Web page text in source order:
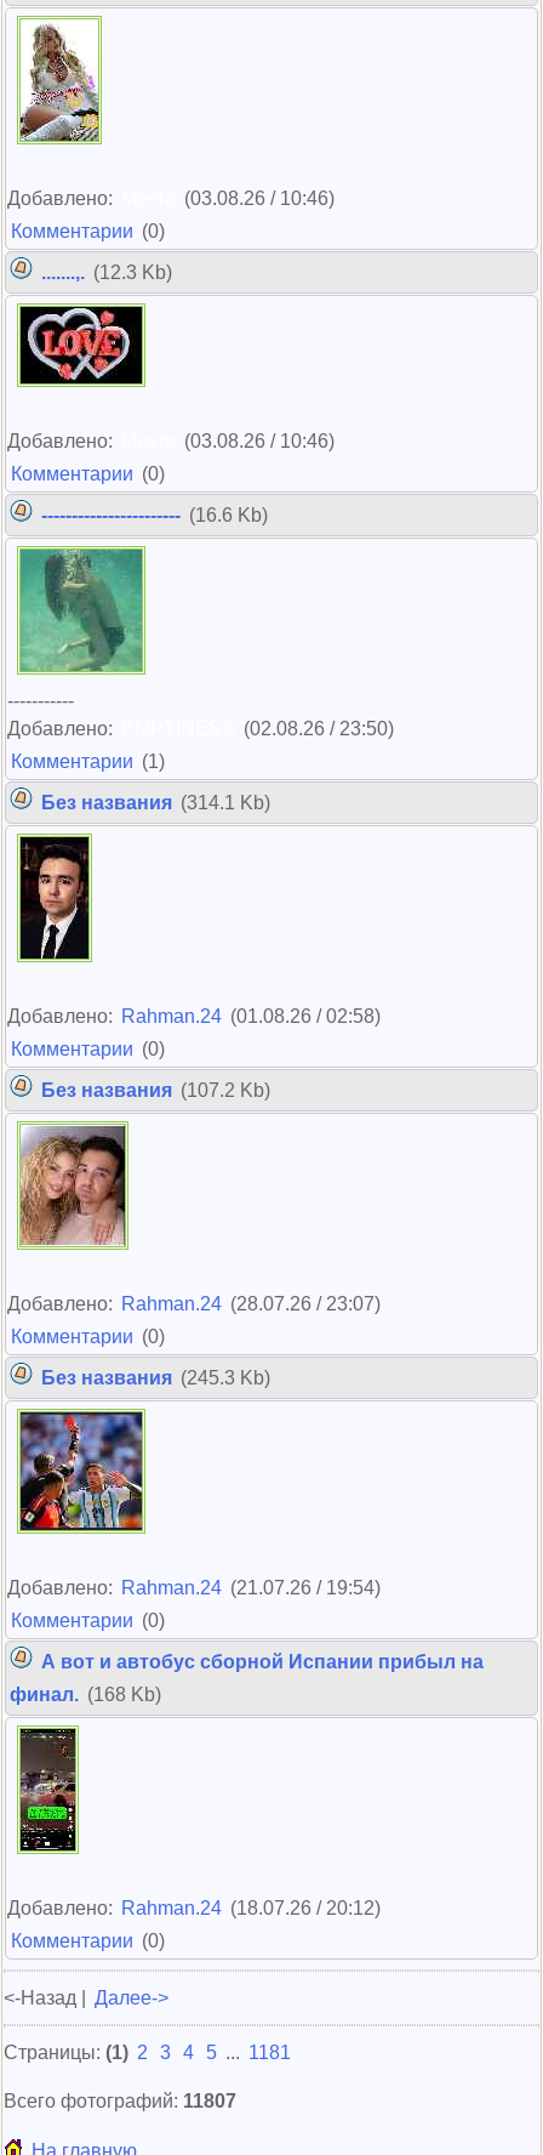
Добавлено:
(03.08.26 / 10:46)
Комментарии (0)
.......,. (12.3 Kb)
Добавлено:
(03.08.26 / 10:46)
Комментарии (0)
----------------------- (16.6 Kb)
-----------
Добавлено:
(02.08.26 / 23:50)
Комментарии (1)
Без названия (314.1 Kb)
Добавлено: Rahman.24 (01.08.26 / 02:58)
Комментарии (0)
Без названия (107.2 Kb)
Добавлено: Rahman.24 (28.07.26 / 23:07)
Комментарии (0)
Без названия (245.3 Kb)
Добавлено: Rahman.24 (21.07.26 / 19:54)
Комментарии (0)
А вот и автобус сборной Испании прибыл на
финал. (168 Kb)
Добавлено: Rahman.24 (18.07.26 / 20:12)
Комментарии (0)
<-Назад | Далее->
Страницы: (1) 2 3 4 5 ... 1181
Всего фотографий: 11807
На главную